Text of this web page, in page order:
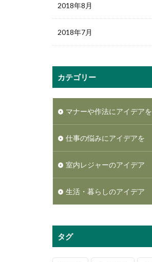
2018年8月
2018年7月
カテゴリー
マナーや作法にアイデアを
仕事の悩みにアイデアを
室内レジャーのアイデア
生活・暮らしのアイデア
タグ